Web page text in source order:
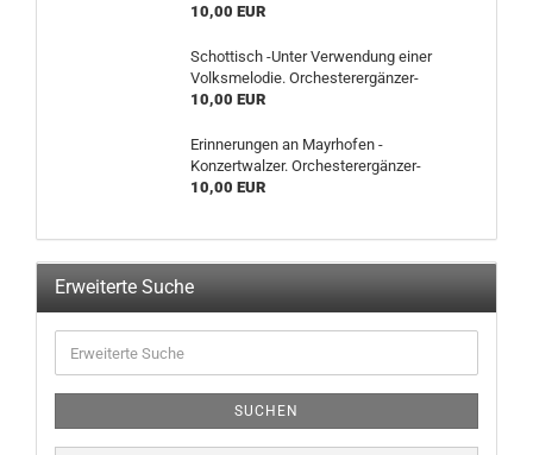
10,00 EUR
Schottisch -Unter Verwendung einer
Volksmelodie. Orchesterergänzer-
10,00 EUR
Erinnerungen an Mayrhofen -
Konzertwalzer. Orchesterergänzer-
10,00 EUR
Erweiterte Suche
SUCHEN